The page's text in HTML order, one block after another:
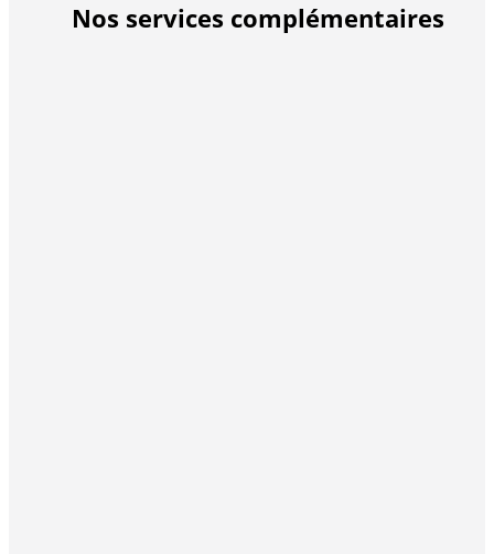
Nos services complémentaires